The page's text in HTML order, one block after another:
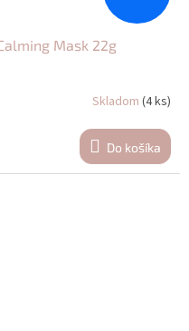
Mask 22g
Skladom (4 ks)
Do košíka